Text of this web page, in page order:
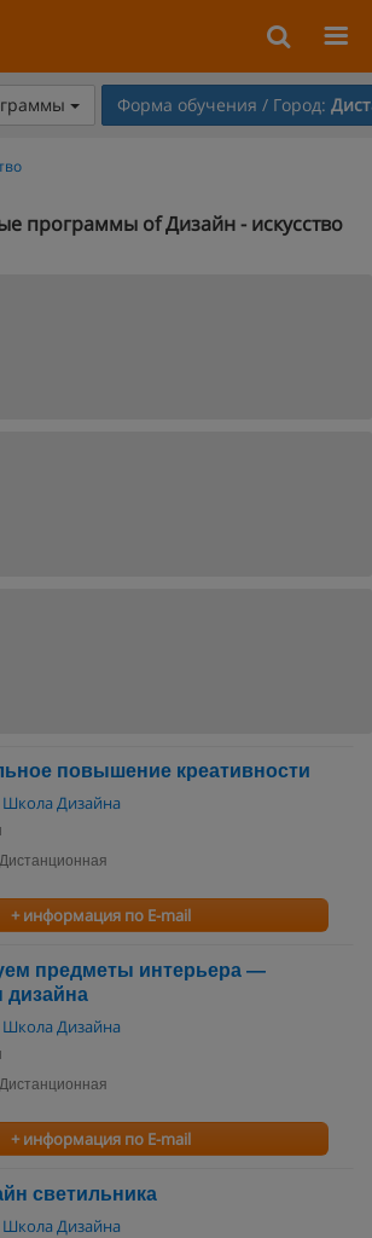
Форма обучения / Город:
программы of Дизайн - искусство
повышение креативности
Дизайна
Дистанционная
+ информация по E-mail
предметы интерьера —
дизайна
Дизайна
Дистанционная
+ информация по E-mail
светильника
Дизайна